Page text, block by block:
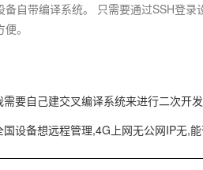
备自带编译系统。 只需要通过SSH登
。
需要自己建交叉编译系统来进行二次开发
国设备想远程管理,4G上网无公网IP无,能